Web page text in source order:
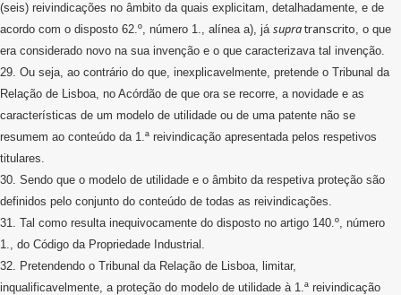
(seis) reivindicações no âmbito da quais explicitam, detalhadamente, e de
acordo com o disposto 62.º, número 1., alínea a), já supratranscrito, o que
era considerado novo na sua invenção e o que caracterizava tal invenção.
29. Ou seja, ao contrário do que, inexplicavelmente, pretende o Tribunal da
Relação de Lisboa, no Acórdão de que ora se recorre, a novidade e as
características de um modelo de utilidade ou de uma patente não se
resumem ao conteúdo da 1.ª reivindicação apresentada pelos respetivos
titulares.
30. Sendo que o modelo de utilidade e o âmbito da respetiva proteção são
definidos pelo conjunto do conteúdo de todas as reivindicações.
31. Tal como resulta inequivocamente do disposto no artigo 140.º, número
1., do Código da Propriedade Industrial.
32. Pretendendo o Tribunal da Relação de Lisboa, limitar,
inqualificavelmente, a proteção do modelo de utilidade à 1.ª reivindicação